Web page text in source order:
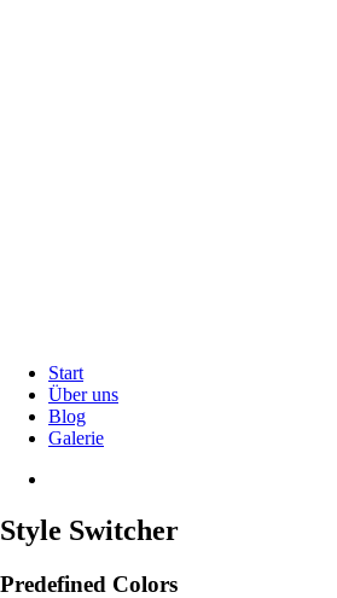
Start
Über uns
Blog
Galerie
Style Switcher
Predefined Colors